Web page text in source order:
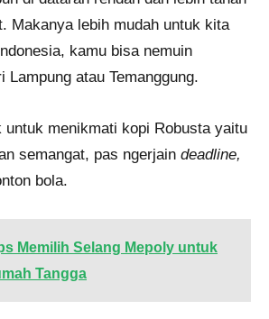
Makanya lebih mudah untuk kita
kamu bisa nemuin
Lampung atau Temanggung.
untuk menikmati kopi Robusta yaitu
semangat, pas ngerjain deadline,
bola.
Memilih Selang Mepoly untuk
Tangga